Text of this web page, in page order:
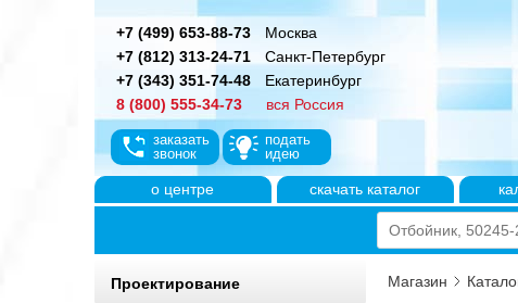
+7 (499) 653-88-73
Москва
+7 (812) 313-24-71
Санкт-Петербург
+7 (343) 351-74-48
Екатеринбург
8 (800) 555-34-73
вся Россия
заказать
звонок
подать
идею
о центре скачать каталог
Магазин
Проектирование